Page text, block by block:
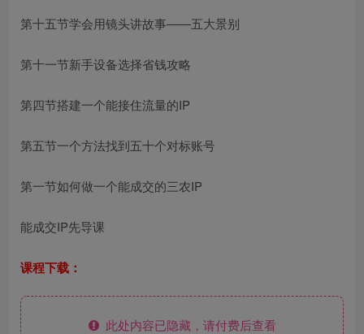
第十五节学会用镜头讲故事——五大景别
第十一节新手设备选择省钱攻略
第四节搭建一个能接住流量的IP
第五节一个方法找到五十个对标账号
第一节如何做一个能成交的三农IP
能成交IP先导课
课程下载：
此处内容已隐藏，请付费后查看